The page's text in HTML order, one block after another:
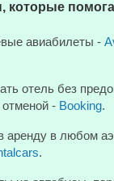
которые
авиабилеты -
отель без
- Booking.
аренду в любом
.